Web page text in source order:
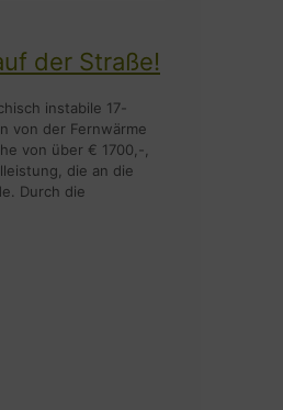
der Straße!
instabile 17-
von der Fernwärme
von über € 1700,-,
die an die
Durch die